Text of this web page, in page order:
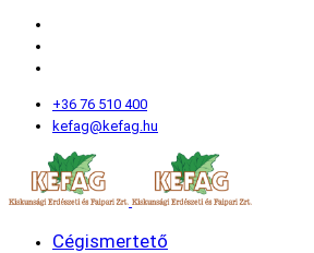
+36 76 510 400
kefag@kefag.hu
Cégismertető